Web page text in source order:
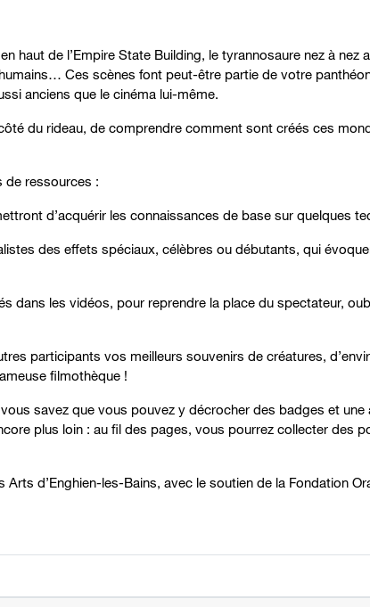
haut de l’Empire State Building, le tyrannosaure nez à nez
Ces scènes font peut-être partie de votre
anciens que le cinéma lui-même.
du rideau, de comprendre comment sont créés ces
de ressources :
d’acquérir les connaissances de base sur quelques
des effets spéciaux, célèbres ou débutants, qui
dans les vidéos, pour reprendre la place du spectateur,
participants vos meilleurs souvenirs de créatures,
filmothèque !
savez que vous pouvez y décrocher des badges et
plus loin : au fil des pages, vous pourrez collecter des
d’Enghien-les-Bains, avec le soutien de la Fondation